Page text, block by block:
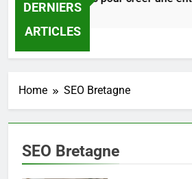
DERNIERS
ARTICLES
23 Heures Ago
Home SEO Bretagne
SEO Bretagne